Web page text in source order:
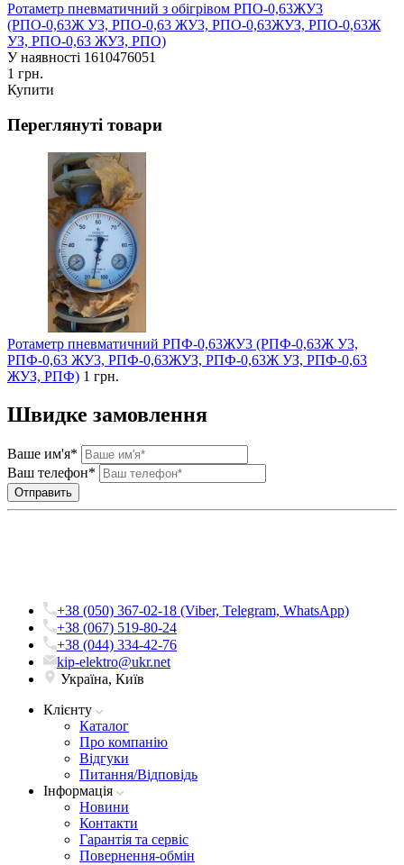
Ротаметр пневматичний з обігрівом РПО-0,63ЖУ3
(РПО-0,63Ж У3, РПО-0,63 ЖУ3, РПО-0,63ЖУЗ, РПО-0,63Ж
УЗ, РПО-0,63 ЖУЗ, РПО)
У наявності 1610476051
1 грн.
Купити
Переглянуті товари
Ротаметр пневматичний РПФ-0,63ЖУ3 (РПФ-0,63Ж У3,
РПФ-0,63 ЖУ3, РПФ-0,63ЖУЗ, РПФ-0,63Ж УЗ, РПФ-0,63
ЖУЗ, РПФ) 1 грн.
Швидке замовлення
Ваше им'я*
Ваш телефон*
+38 (050) 367-02-18 (Viber, Telegram, WhatsApp)
+38 (067) 519-80-24
+38 (044) 334-42-76
kip-elektro@ukr.net
Україна, Київ
Клієнту
Каталог
Про компанію
Вiдгуки
Питання/Відповідь
Iнформацiя
Новини
Контакти
Гарантія та сервіс
Повернення-обмін